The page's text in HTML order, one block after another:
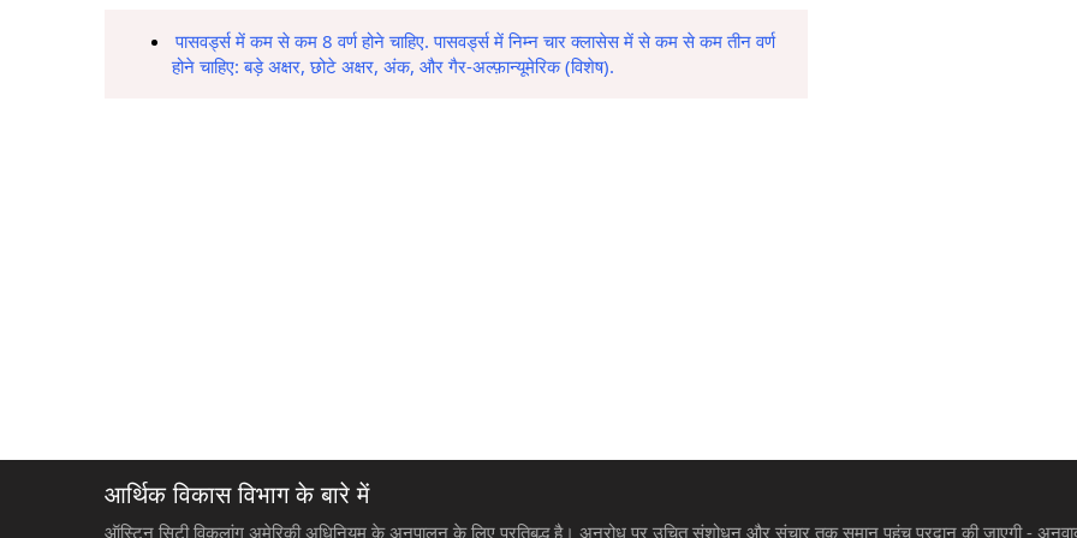
पासवर्ड्स में कम से कम 8 वर्ण होने चाहिए. पासवर्ड्स में निम्न चार क्लासेस में से कम से कम तीन वर्ण
होने चाहिए: बड़े अक्षर, छोटे अक्षर, अंक, और गैर-अल्फ़ान्यूमेरिक (विशेष).
आर्थिक विकास विभाग के बारे में
ऑस्टिन सिटी विकलांग अमेरिकी अधिनियम के अनुपालन के लिए प्रतिबद्ध है। अनुरोध पर उचित संशोधन और संचार तक समान पहुंच प्रदान की जाएगी -